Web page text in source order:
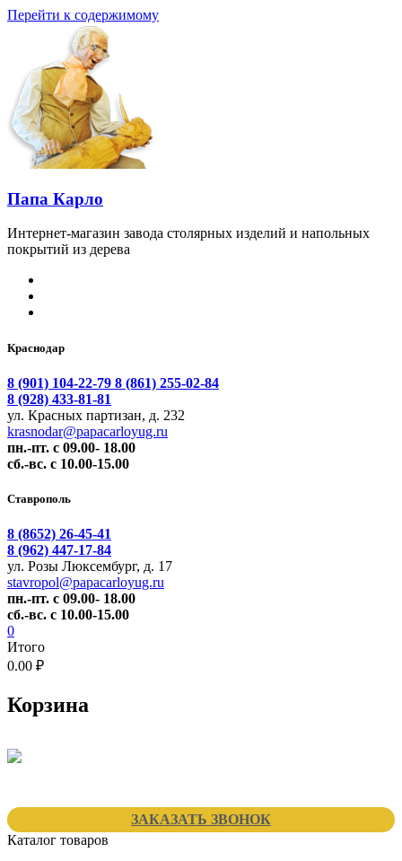
Перейти к содержимому
Папа Карло
Интернет-магазин завода столярных изделий и напольных
покрытий из дерева
Краснодар
8 (901) 104-22-79 8 (861) 255-02-84
8 (928) 433-81-81
ул. Красных партизан, д. 232
krasnodar@papacarloyug.ru
пн.-пт. с 09.00- 18.00
сб.-вс. с 10.00-15.00
Ставрополь
8 (8652) 26-45-41
8 (962) 447-17-84
ул. Розы Люксембург, д. 17
stavropol@papacarloyug.ru
пн.-пт. с 09.00- 18.00
сб.-вс. с 10.00-15.00
0
Итого
0.00 ₽
Корзина
ЗАКАЗАТЬ ЗВОНОК
Каталог товаров